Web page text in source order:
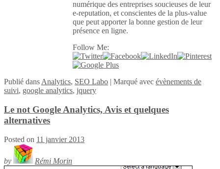
numérique des entreprises soucieuses de leur
e-reputation, et conscientes de la plus-value
que peut apporter la bonne gestion de leur
présence en ligne.
Follow Me:
Publié dans Analytics, SEO Labo | Marqué avec évènements de
suivi, google analytics, jquery
Le not Google Analytics, Avis et quelques
alternatives
Posted on 11 janvier 2013
by Rémi Morin